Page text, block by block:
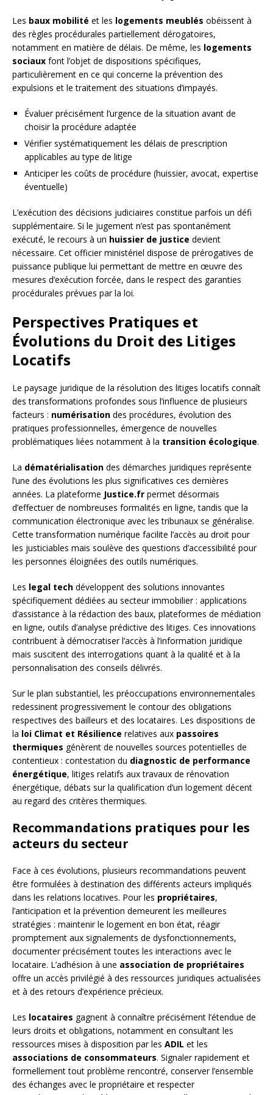
Les baux mobilité et les logements meublés obéissent à
des règles procédurales partiellement dérogatoires,
notamment en matière de délais. De même, les logements
sociaux font l’objet de dispositions spécifiques,
particulièrement en ce qui concerne la prévention des
expulsions et le traitement des situations d’impayés.
Évaluer précisément l’urgence de la situation avant de
choisir la procédure adaptée
Vérifier systématiquement les délais de prescription
applicables au type de litige
Anticiper les coûts de procédure (huissier, avocat, expertise
éventuelle)
L’exécution des décisions judiciaires constitue parfois un défi
supplémentaire. Si le jugement n’est pas spontanément
exécuté, le recours à un huissier de justice devient
nécessaire. Cet officier ministériel dispose de prérogatives de
puissance publique lui permettant de mettre en œuvre des
mesures d’exécution forcée, dans le respect des garanties
procédurales prévues par la loi.
Perspectives Pratiques et
Évolutions du Droit des Litiges
Locatifs
Le paysage juridique de la résolution des litiges locatifs connaît
des transformations profondes sous l’influence de plusieurs
facteurs : numérisation des procédures, évolution des
pratiques professionnelles, émergence de nouvelles
problématiques liées notamment à la transition écologique.
La dématérialisation des démarches juridiques représente
l’une des évolutions les plus significatives ces dernières
années. La plateforme Justice.fr permet désormais
d’effectuer de nombreuses formalités en ligne, tandis que la
communication électronique avec les tribunaux se généralise.
Cette transformation numérique facilite l’accès au droit pour
les justiciables mais soulève des questions d’accessibilité pour
les personnes éloignées des outils numériques.
Les legal tech développent des solutions innovantes
spécifiquement dédiées au secteur immobilier : applications
d’assistance à la rédaction des baux, plateformes de médiation
en ligne, outils d’analyse prédictive des litiges. Ces innovations
contribuent à démocratiser l’accès à l’information juridique
mais suscitent des interrogations quant à la qualité et à la
personnalisation des conseils délivrés.
Sur le plan substantiel, les préoccupations environnementales
redessinent progressivement le contour des obligations
respectives des bailleurs et des locataires. Les dispositions de
la loi Climat et Résilience relatives aux passoires
thermiques génèrent de nouvelles sources potentielles de
contentieux : contestation du diagnostic de performance
énergétique, litiges relatifs aux travaux de rénovation
énergétique, débats sur la qualification d’un logement décent
au regard des critères thermiques.
Recommandations pratiques pour les
acteurs du secteur
Face à ces évolutions, plusieurs recommandations peuvent
être formulées à destination des différents acteurs impliqués
dans les relations locatives. Pour les propriétaires,
l’anticipation et la prévention demeurent les meilleures
stratégies : maintenir le logement en bon état, réagir
promptement aux signalements de dysfonctionnements,
documenter précisément toutes les interactions avec le
locataire. L’adhésion à une association de propriétaires
offre un accès privilégié à des ressources juridiques actualisées
et à des retours d’expérience précieux.
Les locataires gagnent à connaître précisément l’étendue de
leurs droits et obligations, notamment en consultant les
ressources mises à disposition par les ADIL et les
associations de consommateurs. Signaler rapidement et
formellement tout problème rencontré, conserver l’ensemble
des échanges avec le propriétaire et respecter